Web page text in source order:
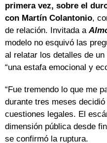
primera vez, sobre el
con Martín Colantonio,
de relación. Invitada a
modelo no esquivó las
al relatar los detalles de
“una estafa emocional y
“Fue tremendo lo que me
durante tres meses
cuestiones legales. El
dimensión pública desde
se confirmó la ruptura.